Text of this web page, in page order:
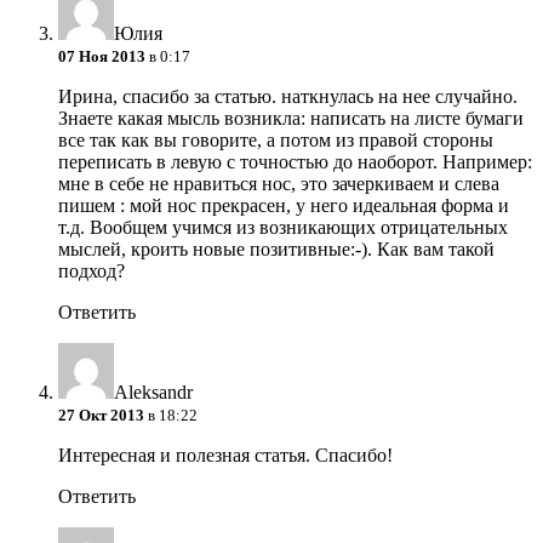
Юлия
07 Ноя 2013 в 0:17
Ирина, спасибо за статью. наткнулась на нее случайно.
Знаете какая мысль возникла: написать на листе бумаги
все так как вы говорите, а потом из правой стороны
переписать в левую с точностью до наоборот. Например:
мне в себе не нравиться нос, это зачеркиваем и слева
пишем : мой нос прекрасен, у него идеальная форма и
т.д. Вообщем учимся из возникающих отрицательных
мыслей, кроить новые позитивные:-). Как вам такой
подход?
Ответить
Aleksandr
27 Окт 2013 в 18:22
Интересная и полезная статья. Спасибо!
Ответить